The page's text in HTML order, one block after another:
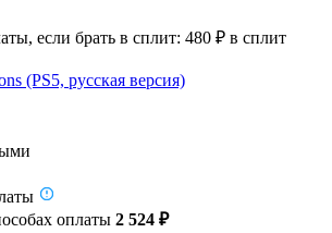
если брать в сплит: 480 ₽ в сплит
(PS5, русская версия)
оплаты 2 524 ₽